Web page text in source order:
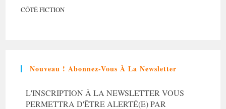
CÔTÉ FICTION
Nouveau ! Abonnez-Vous À La Newsletter
L'INSCRIPTION À LA NEWSLETTER VOUS
PERMETTRA D'ÊTRE ALERTÉ(E) PAR